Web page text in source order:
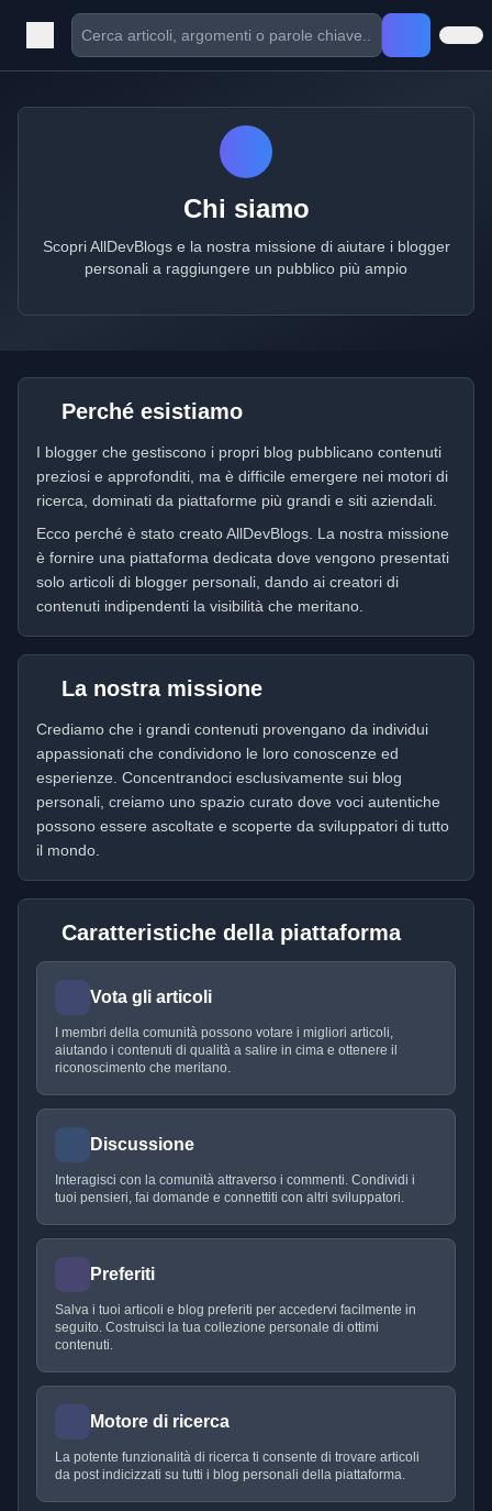
Chi siamo
Scopri AllDevBlogs e la nostra missione di aiutare i blogger
personali a raggiungere un pubblico più ampio
Perché esistiamo
I blogger che gestiscono i propri blog pubblicano contenuti
preziosi e approfonditi, ma è difficile emergere nei motori di
ricerca, dominati da piattaforme più grandi e siti aziendali.
Ecco perché è stato creato AllDevBlogs. La nostra missione
è fornire una piattaforma dedicata dove vengono presentati
solo articoli di blogger personali, dando ai creatori di
contenuti indipendenti la visibilità che meritano.
La nostra missione
Crediamo che i grandi contenuti provengano da individui
appassionati che condividono le loro conoscenze ed
esperienze. Concentrandoci esclusivamente sui blog
personali, creiamo uno spazio curato dove voci autentiche
possono essere ascoltate e scoperte da sviluppatori di tutto
il mondo.
Caratteristiche della piattaforma
Vota gli articoli
I membri della comunità possono votare i migliori articoli,
aiutando i contenuti di qualità a salire in cima e ottenere il
riconoscimento che meritano.
Discussione
Interagisci con la comunità attraverso i commenti. Condividi i
tuoi pensieri, fai domande e connettiti con altri sviluppatori.
Preferiti
Salva i tuoi articoli e blog preferiti per accedervi facilmente in
seguito. Costruisci la tua collezione personale di ottimi
contenuti.
Motore di ricerca
La potente funzionalità di ricerca ti consente di trovare articoli
da post indicizzati su tutti i blog personali della piattaforma.